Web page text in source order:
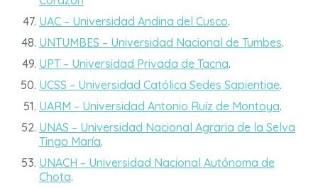
UAC – Universidad Andina del Cusco.
UNTUMBES – Universidad Nacional de Tumbes.
UPT – Universidad Privada de Tacna.
UCSS – Universidad Católica Sedes Sapientiae.
UARM – Universidad Antonio Ruíz de Montoya.
UNAS – Universidad Nacional Agraria de la Selva
Tingo María.
UNACH – Universidad Nacional Autónoma de
Chota.